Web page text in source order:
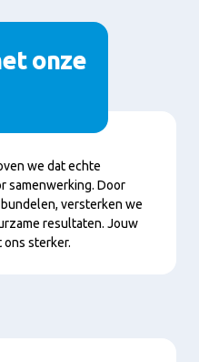
onze
we dat echte
samenwerking. Door
versterken we
resultaten. Jouw
ons sterker.